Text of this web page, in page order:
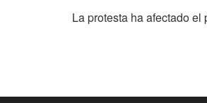
La protesta ha afectado